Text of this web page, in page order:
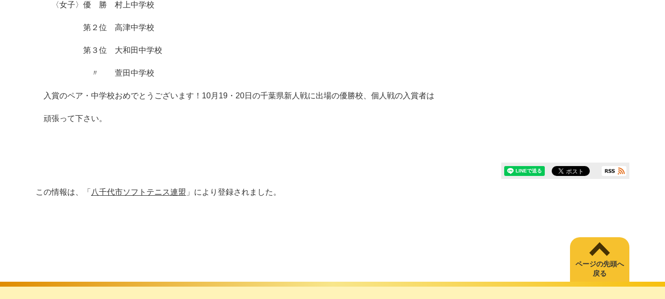
〈女子〉優 勝 村上中学校
第２位 高津中学校
第３位 大和田中学校
〃 萱田中学校
入賞のペア・中学校おめでとうございます！10月19・20日の千葉県新人戦に出場の優勝校、個人戦の入賞者は
頑張って下さい。
この情報は、「 八千代市ソフトテニス連盟 」により登録されました。
ページの先頭へ
戻る